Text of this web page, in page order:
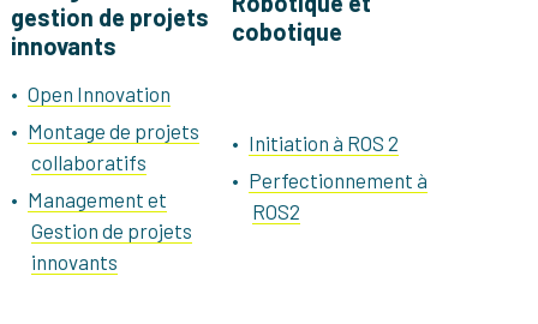
gestion de projets
innovants
cobotique
Open Innovation
Montage de projets
collaboratifs
Management et
Gestion de projets
innovants
Initiation à ROS 2
Perfectionnement à
ROS2